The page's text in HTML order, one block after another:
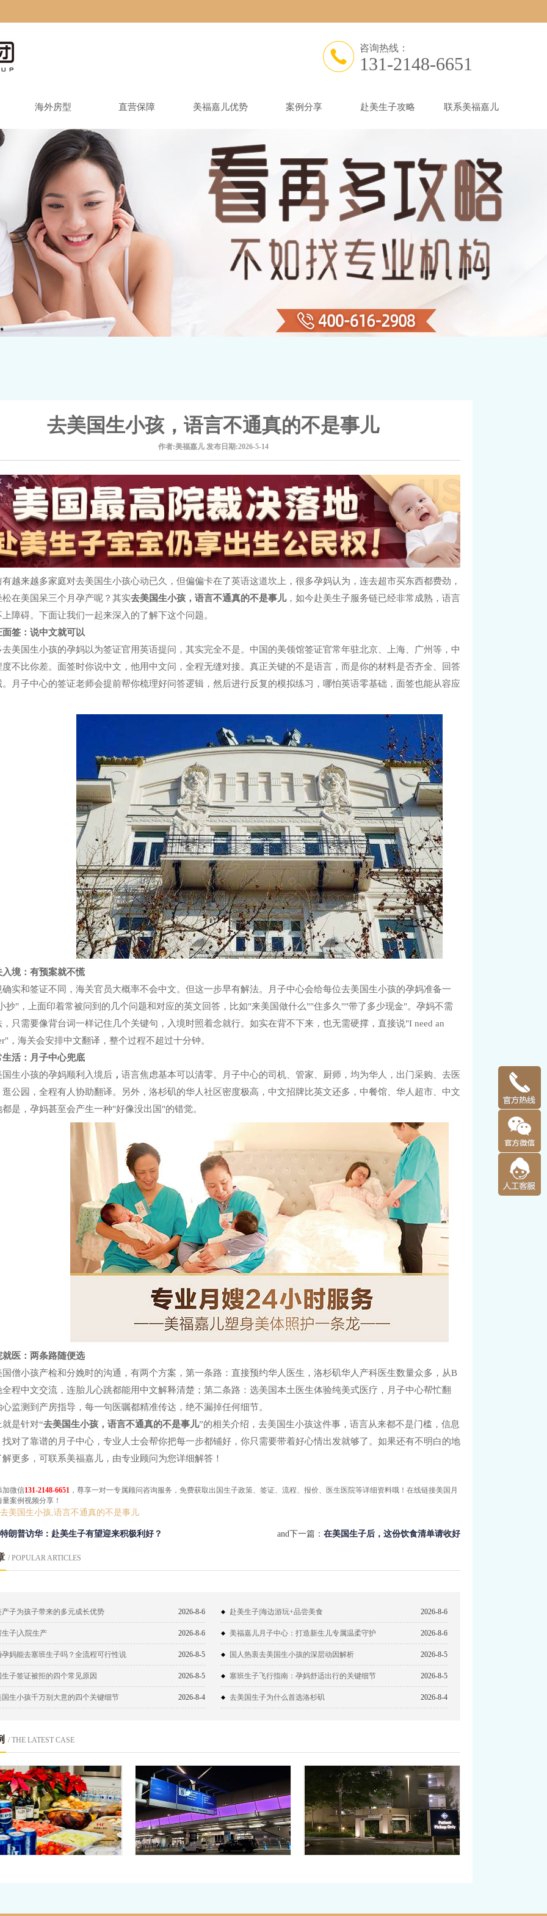
咨询热线：
131-2148-6651
海外房型 直营保障 美福嘉儿优势 案例分享 赴美生子攻略 联系美福嘉儿
去美国生小孩，语言不通真的不是事儿
作者:美福嘉儿 发布日期:2026-5-14
有越来越多家庭对去美国生小孩心动已久，但偏偏卡在了英语这道坎上，很多孕妈认为，连去超市买东西都费劲，
松在美国呆三个月孕产呢？其实去美国生小孩，语言不通真的不是事儿，如今赴美生子服务链已经非常成熟，语言
障碍。下面让我们一起来深入的了解下这个问题。
面签：说中文就可以
去美国生小孩的孕妈以为签证官用英语提问，其实完全不是。中国的美领馆签证官常年驻北京、上海、广州等，中
度不比你差。面签时你说中文，他用中文问，全程无缝对接。真正关键的不是语言，而是你的材料是否齐全、回答
。月子中心的签证老师会提前帮你梳理好问答逻辑，然后进行反复的模拟练习，哪怕英语零基础，面签也能从容应
入境：有预案就不慌
确实和签证不同，海关官员大概率不会中文。但这一步早有解法。月子中心会给每位去美国生小孩的孕妈准备一
抄"，上面印着常被问到的几个问题和对应的英文回答，比如"来美国做什么""住多久""带了多少现金"。孕妈不需
只需要像背台词一样记住几个关键句，入境时照着念就行。如实在背不下来，也无需硬撑，直接说"I need an
，海关会安排中文翻译，整个过程不超过十分钟。
生活： 月子中心兜底
国生小孩的孕妈顺利入境后 ， 语言焦虑基本可以清零。月子中心的司机、管家、厨师，均为华人，出门采购、去医
逛公园，全程有人协助翻译。另外，洛杉矶的华人社区密度极高，中文招牌比英文还多，中餐馆、华人超市、中文
是，孕妈甚至会产生一种"好像没出国"的错觉。
就医 ：两条路随便选
国僧小孩产检和分娩时的沟通，有两个方案，第一条路：直接预约华人医生，洛杉矶华人产科医生数量众多，从B
全程中文交流，连胎儿心跳都能用中文解释清楚；第二条路：选美国本土医生体验纯美式医疗，月子中心帮忙翻
监测到产房指导，每一句医嘱都精准传达，绝不漏掉任何细节。
就是针对“去美国生小孩，语言不通真的不是事儿”的相关介绍，去美国生小孩这件事，语言从来都不是门槛，信息
找对了靠谱的月子中心，专业人士会帮你把每一步都铺好，你只需要带着好心情出发就够了。如果还有不明白的地
更多，可联系美福嘉儿，由专业顾问为您详细解答！
加微信131-2148-6651 ，尊享一对一专属顾问咨询服务，免费获取​出国生子政策、签证、流程、报价、医生医院等详细资料哦！在线链接美国月
案例视频分享！
去美国生小孩,语言不通真的不是事儿
特朗普访华：赴美生子有望迎来积极利好？ and下一篇： 在美国生子后，这份饮食清单请收好
/ POPULAR ARTICLES
产子为孩子带来的多元成长优势 2026-8-6 赴美生子|海边游玩+品尝美食 2026-8-6
生子|入院生产 2026-8-6 美福嘉儿月子中心：打造新生儿专属温柔守护 2026-8-6
孕妈能去塞班生子吗？全流程可行性说 2026-8-5 国人热衷去美国生小孩的深层动因解析 2026-8-5
生子签证被拒的四个常见原因 2026-8-5 塞班生子飞行指南：孕妈舒适出行的关键细节 2026-8-5
国生小孩千万别大意的四个关键细节 2026-8-4 去美国生子为什么首选洛杉矶 2026-8-4
/ THE LATEST CASE